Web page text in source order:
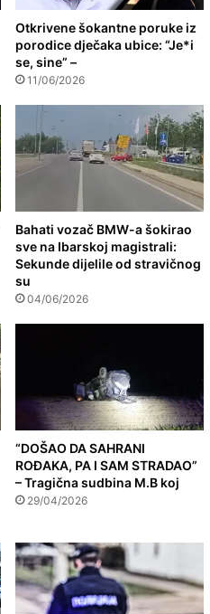
Otkrivene šokantne poruke iz
porodice dječaka ubice: “Je*i
se, sine” –
11/06/2026
Bahati vozač BMW-a šokirao
sve na Ibarskoj magistrali:
Sekunde dijelile od stravičnog
su
04/06/2026
“DOŠAO DA SAHRANI
ROĐAKA, PA I SAM STRADAO”
– Tragična sudbina M.B koj
29/04/2026